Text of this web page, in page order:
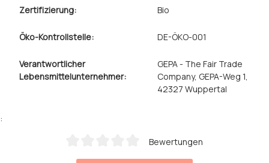
Zertifizierung: Bio
Öko-Kontrollstelle: DE-ÖKO-001
Verantwortlicher
Lebensmittelunternehmer:
GEPA - The Fair Trade
Company, GEPA-Weg 1,
42327 Wuppertal
:
Bewertungen